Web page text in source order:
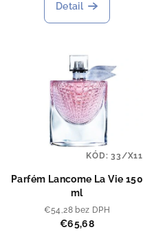
Detail
Parfém Lancome La Vie 150
ml
€54,28 bez DPH
€65,68
KÓD:33/X11